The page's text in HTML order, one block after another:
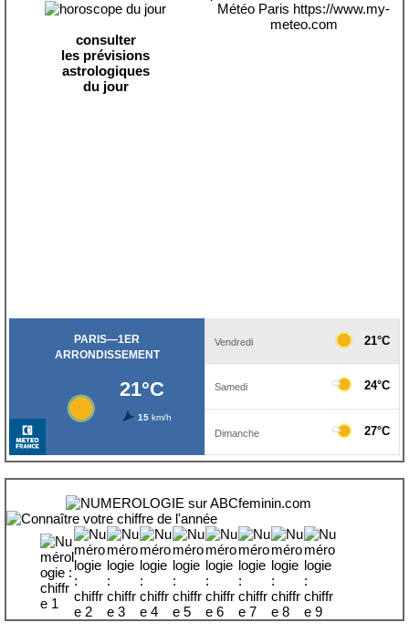
consulter
les prévisions
astrologiques
du jour
Météo Paris https://www.my-
meteo.com